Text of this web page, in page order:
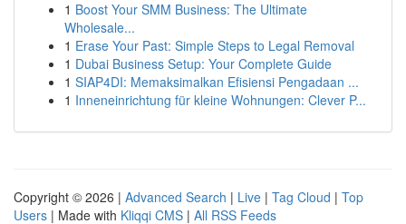
1 Boost Your SMM Business: The Ultimate
Wholesale...
1 Erase Your Past: Simple Steps to Legal Removal
1 Dubai Business Setup: Your Complete Guide
1 SIAP4DI: Memaksimalkan Efisiensi Pengadaan ...
1 Inneneinrichtung für kleine Wohnungen: Clever P...
Copyright © 2026 | Advanced Search | Live | Tag Cloud | Top
Users | Made with Kliqqi CMS | All RSS Feeds